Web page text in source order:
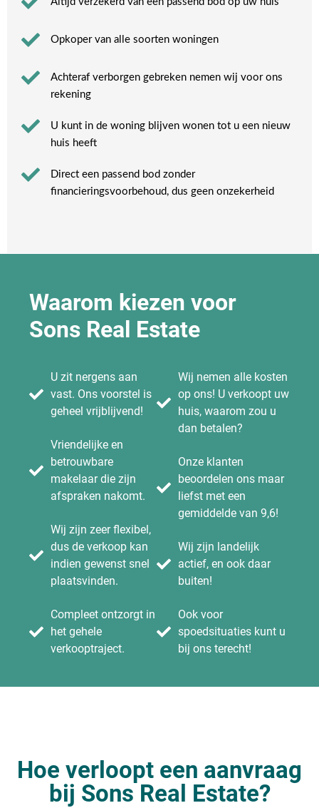
Opkoper van alle soorten woningen
Achteraf verborgen gebreken nemen wij voor ons
rekening​
U kunt in de woning blijven wonen tot u een nieuw
huis heeft​
Direct een passend bod zonder
financieringsvoorbehoud, dus geen onzekerheid​
Waarom kiezen voor
Sons Real Estate
U zit nergens aan
vast. Ons voorstel is
geheel vrijblijvend!
Vriendelijke en
betrouwbare
makelaar die zijn
afspraken nakomt.
Wij zijn zeer flexibel,
dus de verkoop kan
indien gewenst snel
plaatsvinden.
Compleet ontzorgt in
het gehele
verkooptraject.
Wij nemen alle kosten
op ons! U verkoopt uw
huis, waarom zou u
dan betalen?
Onze klanten
beoordelen ons maar
liefst met een
gemiddelde van 9,6!
Wij zijn landelijk
actief, en ook daar
buiten!
Ook voor
spoedsituaties kunt u
bij ons terecht!
Hoe verloopt een aanvraag
bij Sons Real Estate?